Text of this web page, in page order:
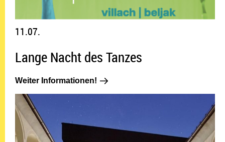
11.07.
Lange Nacht des Tanzes
Weiter Informationen! Weiter Informationen!: 11.07.